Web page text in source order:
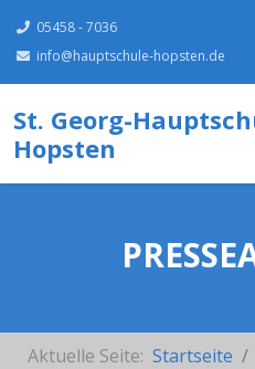
05458 - 7036
info@hauptschule-hopsten.de
St. Georg-
Hopsten
Aktuelle Seite: Startseite